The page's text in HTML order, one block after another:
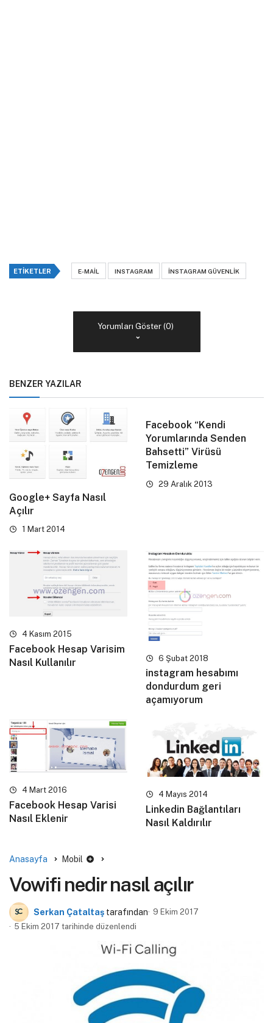
ETIKETLER E-MAIL INSTAGRAM INSTAGRAM GÜVENLIK
Yorumları Göster (0)
BENZER YAZILAR
Google+ Sayfa Nasıl
Açılır
1 Mart 2014
Facebook “Kendi
Yorumlarında Senden
Bahsetti” Virüsü
Temizleme
29 Aralık 2013
4 Kasım 2015
Facebook Hesap Varisim
Nasıl Kullanılır
6 Şubat 2018
instagram hesabımı
dondurdum geri
açamıyorum
4 Mart 2016
Facebook Hesap Varisi
Nasıl Eklenir
4 Mayıs 2014
Linkedin Bağlantıları
Nasıl Kaldırılır
Anasayfa Mobil
Vowifi nedir nasıl açılır
Serkan Çataltaş tarafından
9 Ekim 2017
5 Ekim 2017 tarihinde düzenlendi